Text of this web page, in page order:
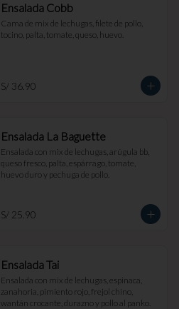
Ensalada Cobb
Cama de mix de lechugas, filete de pollo,
tocino, palta, tomate, queso, huevo.
S/ 36.90
Ensalada La Baguette
Ensalada con mix de lechugas, arúgula bb,
queso fresco, palta, espárrago, tomate,
huevo duro y pechuga de pollo.
S/ 25.90
Ensalada Tai
Ensalada con mix de lechugas, espinaca,
zanahoria, pimiento rojo, frejol chino,
wantán crocante, durazno y pollo al panko.